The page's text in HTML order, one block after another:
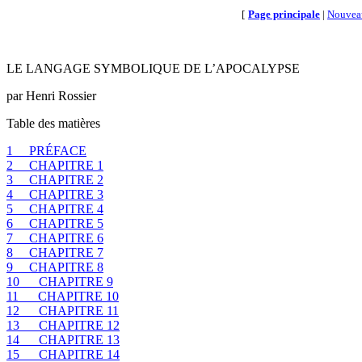
[ Page principale |
LE LANGAGE SYMBOLIQUE DE L’APOCALYPSE
parHenri Rossier
Table des matières
1
PRÉFACE
2
CHAPITRE 1
3
CHAPITRE 2
4
CHAPITRE 3
5
CHAPITRE 4
6
CHAPITRE 5
7
CHAPITRE 6
8
CHAPITRE 7
9
CHAPITRE 8
10
CHAPITRE 9
11
CHAPITRE 10
12
CHAPITRE 11
13
CHAPITRE 12
14
CHAPITRE 13
15
CHAPITRE 14